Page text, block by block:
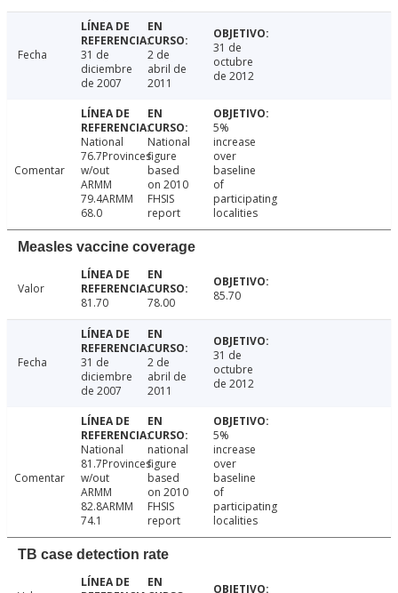
Fecha
31 de
diciembre
de 2007
2 de
abril de
2011
31 de
octubre
de 2012
Comentar
National
76.7Provinces
w/out
ARMM
79.4ARMM
68.0
National
figure
based
on 2010
FHSIS
report
5%
increase
over
baseline
of
participating
localities
Measles vaccine coverage
Valor
81.70
78.00 85.70
Fecha
31 de
diciembre
de 2007
2 de
abril de
2011
31 de
octubre
de 2012
Comentar
National
81.7Provinces
w/out
ARMM
82.8ARMM
74.1
national
figure
based
on 2010
FHSIS
report
5%
increase
over
baseline
of
participating
localities
TB case detection rate